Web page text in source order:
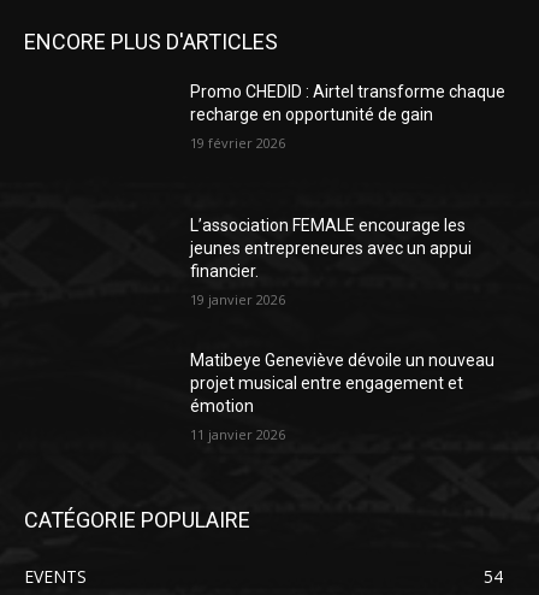
ENCORE PLUS D'ARTICLES
Promo CHEDID : Airtel transforme chaque
recharge en opportunité de gain
19 février 2026
L’association FEMALE encourage les
jeunes entrepreneures avec un appui
financier.
19 janvier 2026
Matibeye Geneviève dévoile un nouveau
projet musical entre engagement et
émotion
11 janvier 2026
CATÉGORIE POPULAIRE
EVENTS
54